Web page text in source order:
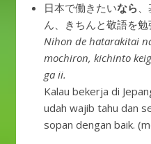
日本で働きたいなら
ん、きちんと敬語を勉
Nihon de hatarakitai
mochiron, kichinto
ga ii.
Kalau bekerja di
udah wajib tahu dan
sopan dengan baik.